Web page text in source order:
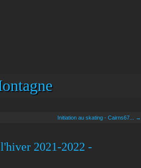
Initiation au skating - Cairns67... →
2021-2022 -